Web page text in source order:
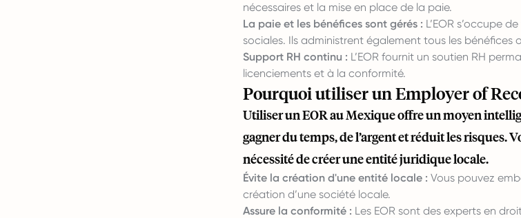
nécessaires et la mise en place de la paie.
La paie et les bénéfices sont gérés : L’EOR s’occupe
sociales. Ils administrent également tous les
Support RH continu : L’EOR fournit un soutien RH
licenciements et à la conformité.
Pourquoi utiliser un Employer of
Utiliser un EOR au Mexique offre un moyen
gagner du temps, de l’argent et réduit les
nécessité de créer une entité juridique locale.
Évite la création d'une entité locale : Vous pouvez
création d’une société locale.
Assure la conformité : Les EOR sont des experts en